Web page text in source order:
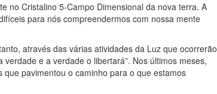
no Cristalino 5-Campo Dimensional da nova terra. A
para nós compreendermos com nossa mente
através das várias atividades da Luz que ocorrerão
e a verdade o libertará”. Nos últimos meses,
pavimentou o caminho para o que estamos